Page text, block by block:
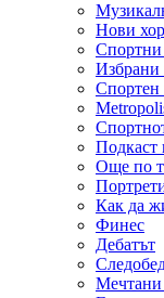
Нови
Избрани
Спортен
Подкаст
Още по
Как да
Финес
Дебатът
Мечтани